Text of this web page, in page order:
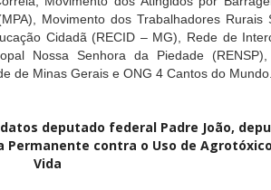
Movimento dos Trabalhadores Rurais
Cidadã (RECID – MG), Rede de
Nossa Senhora da Piedade (RENSP),
de Minas Gerais e ONG 4 Cantos do Mundo.
deputado federal Padre João,
Permanente contra o Uso de
Vida